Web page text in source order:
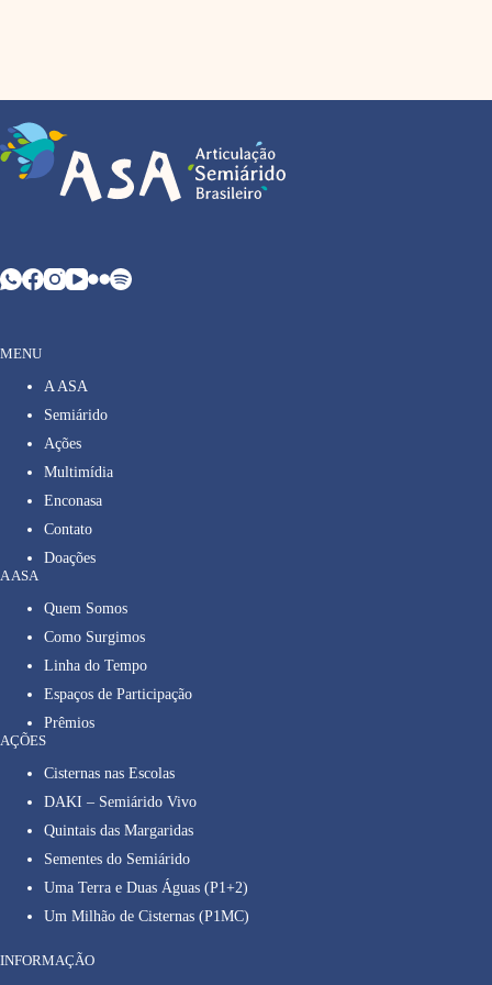
MENU
A ASA
Semiárido
Ações
Multimídia
Enconasa
Contato
Doações
A ASA
Quem Somos
Como Surgimos
Linha do Tempo
Espaços de Participação
Prêmios
AÇÕES
Cisternas nas Escolas
DAKI – Semiárido Vivo
Quintais das Margaridas
Sementes do Semiárido
Uma Terra e Duas Águas (P1+2)
Um Milhão de Cisternas (P1MC)
INFORMAÇÃO